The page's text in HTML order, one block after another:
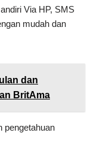
Via HP, SMS
mudah dan
dan
BritAma
pengetahuan